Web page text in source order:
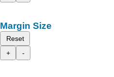
Margin Size
Reset
+
-